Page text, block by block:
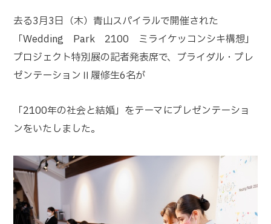
去る3月3日（木）青山スパイラルで開催された
「Wedding Park 2100 ミライケッコンシキ構想」
プロジェクト特別展の記者発表席で、ブライダル・プレ
ゼンテーションⅡ履修生6名が
「2100年の社会と結婚」をテーマにプレゼンテーショ
ンをいたしました。